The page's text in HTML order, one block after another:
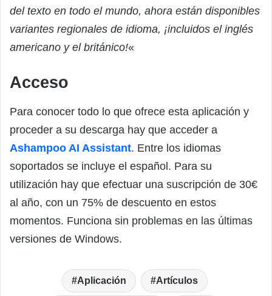
del texto en todo el mundo, ahora están disponibles
variantes regionales de idioma, ¡incluidos el inglés
americano y el británico!«
Acceso
Para conocer todo lo que ofrece esta aplicación y
proceder a su descarga hay que acceder a
Ashampoo AI Assistant. Entre los idiomas
soportados se incluye el español. Para su
utilización hay que efectuar una suscripción de 30€
al año, con un 75% de descuento en estos
momentos. Funciona sin problemas en las últimas
versiones de Windows.
Aplicación Artículos